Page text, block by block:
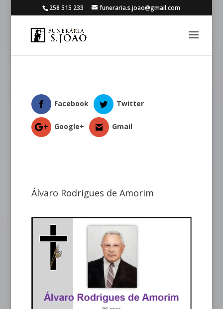
258 515 233 funeraria.s.joao@gmail.com
Facebook Twitter
Google+ Gmail
Álvaro Rodrigues de Amorim